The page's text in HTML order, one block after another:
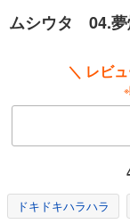
あら
ムシ
あ
ムシウタ 04.夢
＼ レビ
ドキドキハラハラ